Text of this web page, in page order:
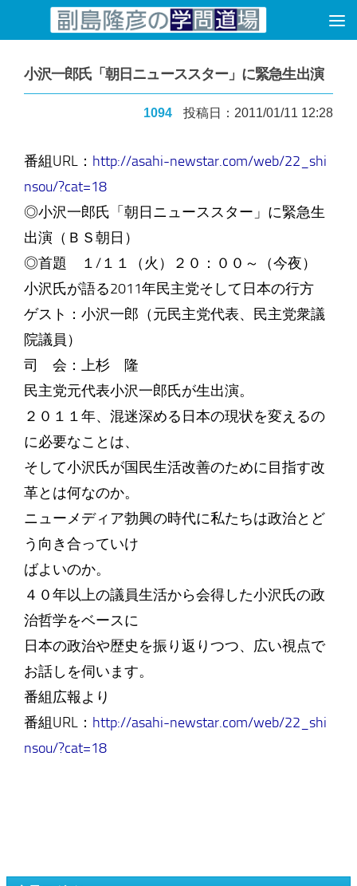
コンテンツへスキップ
小沢一郎氏「朝日ニューススター」に緊急生出演
1094 投稿日：2011/01/11 12:28
番組URL： http://asahi-newstar.com/web/22_shi
nsou/?cat=18
◎小沢一郎氏「朝日ニューススター」に緊急生
出演（ＢＳ朝日）
◎首題 １/１１（火）２０：００～（今夜）
小沢氏が語る2011年民主党そして日本の行方
ゲスト：小沢一郎（元民主党代表、民主党衆議
院議員）
司 会：上杉 隆
民主党元代表小沢一郎氏が生出演。
２０１１年、混迷深める日本の現状を変えるの
に必要なことは、
そして小沢氏が国民生活改善のために目指す改
革とは何なのか。
ニューメディア勃興の時代に私たちは政治とど
う向き合っていけ
ばよいのか。
４０年以上の議員生活から会得した小沢氏の政
治哲学をベースに
日本の政治や歴史を振り返りつつ、広い視点で
お話しを伺います。
番組広報より
番組URL： http://asahi-newstar.com/web/22_shi
nsou/?cat=18